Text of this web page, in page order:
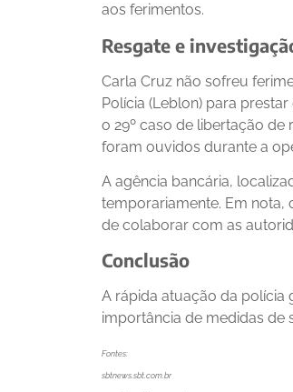
aos ferimentos.
Resgate e
Carla Cruz não sofreu
Polícia (Leblon) para
o 29º caso de libertação de
foram ouvidos durante a
A agência bancária,
temporariamente. Em nota,
de colaborar com as
Conclusão
A rápida atuação da polícia
importância de medidas de
Fontes:
sbtnews.sbt.com.br